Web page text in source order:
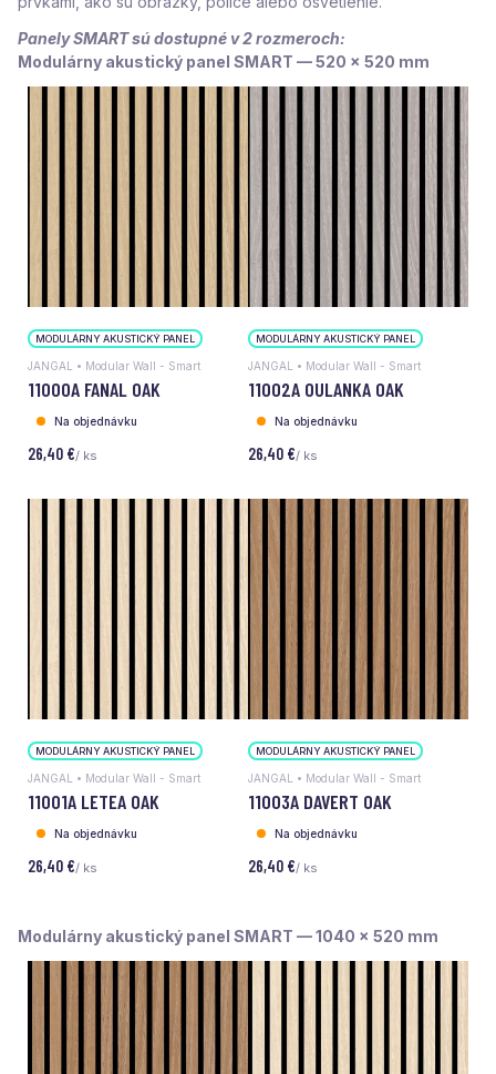
Panely SMART sú dostupné v 2 rozmeroch:
Modulárny akustický panel SMART — 520 x 520 mm
MODULÁRNY AKUSTICKÝ PANEL
JANGAL • Modular Wall - Smart
11000A FANAL OAK
Na objednávku
26,40 €/ ks
MODULÁRNY AKUSTICKÝ PANEL
JANGAL • Modular Wall - Smart
11002A OULANKA OAK
Na objednávku
26,40 €/ ks
MODULÁRNY AKUSTICKÝ PANEL
JANGAL • Modular Wall - Smart
11001A LETEA OAK
Na objednávku
26,40 €/ ks
MODULÁRNY AKUSTICKÝ PANEL
JANGAL • Modular Wall - Smart
11003A DAVERT OAK
Na objednávku
26,40 €/ ks
Modulárny akustický panel SMART — 1040 x 520 mm